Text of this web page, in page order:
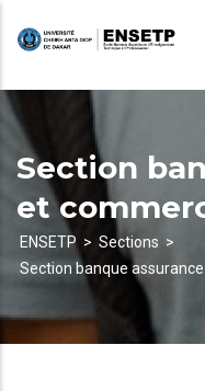
principal
Section
et
Fil
d'Ariane
ENSETP
Sections
Section banque